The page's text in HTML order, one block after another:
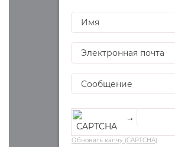
→
Обновить капчу (CAPTCHA)